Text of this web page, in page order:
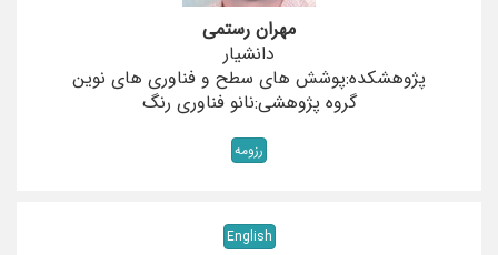
مهران رستمی
دانشیار
پژوهشکده:پوشش های سطح و فناوری های نوین
گروه پژوهشی:نانو فناوری رنگ
رزومه
English